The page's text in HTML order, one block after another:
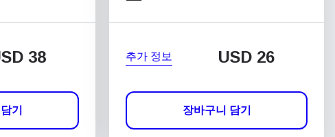
38
기
추가 정보 USD 26
장바구니 담기